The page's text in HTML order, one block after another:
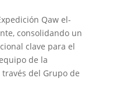
Qaw el-
consolidando un
clave para el
de la
través del Grupo de